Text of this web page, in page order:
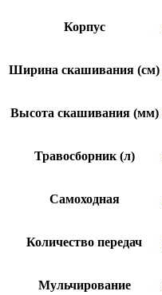
Корпус
Ширина скашивания (см)
Высота скашивания (мм)
Травосборник (л)
Самоходная
Количество передач
Мульчирование